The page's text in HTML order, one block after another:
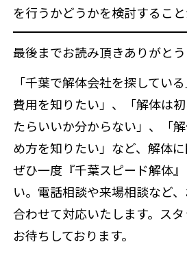
を行うかどうかを検討すること
最後までお読み頂きありがとう
「千葉で解体会社を探してい
費用を知りたい」、「解体は
たらいいか分からない」、「
め方を知りたい」など、解体に
ぜひ一度『千葉スピード解体
い。電話相談や来場相談など
合わせて対応いたします。ス
お待ちしております。